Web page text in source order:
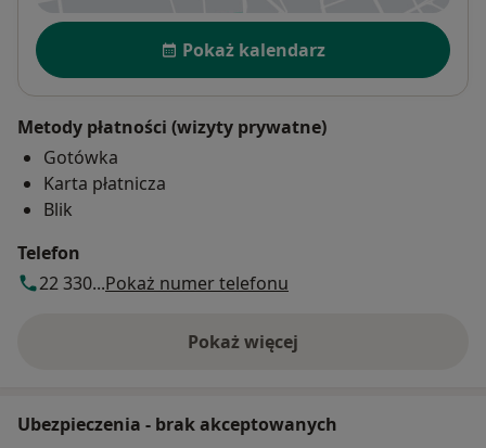
Dostępność
Pokaż kalendarz
Metody płatności (wizyty prywatne)
Gotówka
Karta płatnicza
Blik
Telefon
22 330...Pokaż numer telefonu
Pokaż więcej
o adresie
Ubezpieczenia - brak akceptowanych